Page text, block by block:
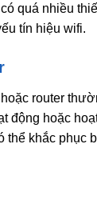
quá nhiều
tín hiệu wifi.
router
động hoặc
thể khắc phục